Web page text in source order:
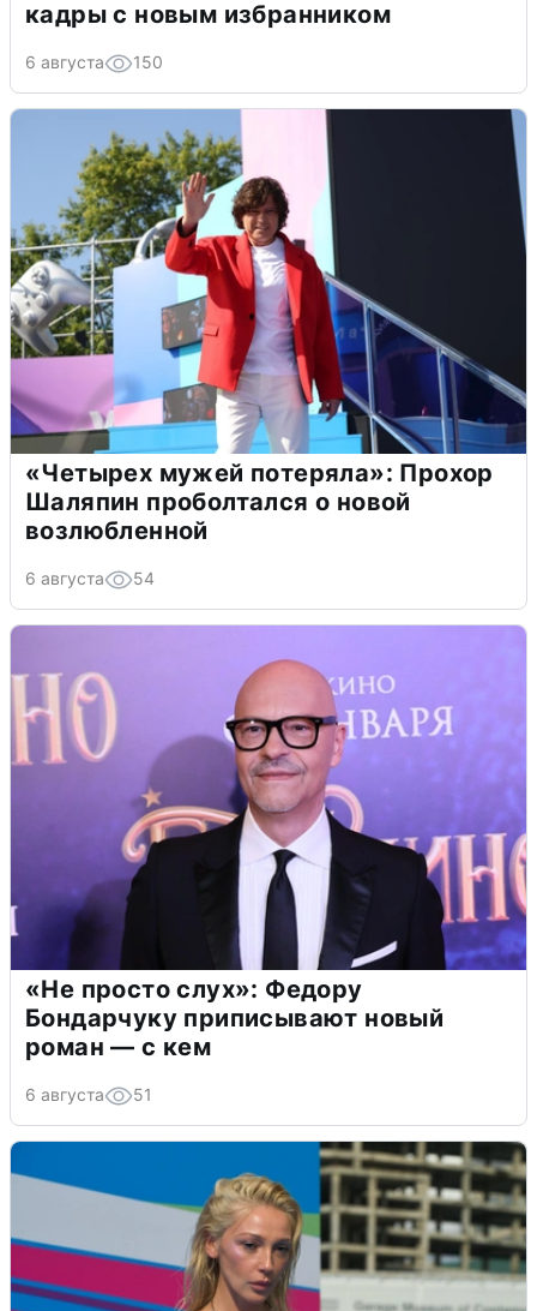
кадры с новым избранником
6 августа 150
«Четырех мужей потеряла»: Прохор
Шаляпин проболтался о новой
возлюбленной
6 августа 54
«Не просто слух»: Федору
Бондарчуку приписывают новый
роман — с кем
6 августа 51